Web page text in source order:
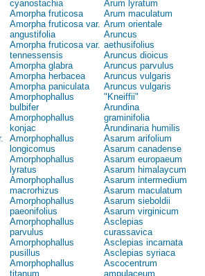
cyanostachia
Amorpha fruticosa
Amorpha fruticosa var.
angustifolia
Amorpha fruticosa var.
tennessensis
Amorpha glabra
Amorpha herbacea
Amorpha paniculata
Amorphophallus
bulbifer
Amorphophallus
konjac
Amorphophallus
longicomus
Amorphophallus
lyratus
Amorphophallus
macrorhizus
Amorphophallus
paeonifolius
Amorphophallus
parvulus
Amorphophallus
pusillus
Amorphophallus
titanum
Arum lyratum
Arum maculatum
Arum orientale
Aruncus
aethusifolius
Aruncus dioicus
Aruncus parvulus
Aruncus vulgaris
Aruncus vulgaris
"Kneiffii"
Arundina
graminifolia
Arundinaria humilis
Asarum arifolium
Asarum canadense
Asarum europaeum
Asarum himalaycum
Asarum intermedium
Asarum maculatum
Asarum sieboldii
Asarum virginicum
Asclepias
curassavica
Asclepias incarnata
Asclepias syriaca
Ascocentrum
ampulaceum